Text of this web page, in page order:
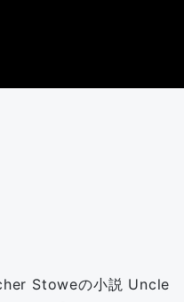
Stoweの小説 Uncle